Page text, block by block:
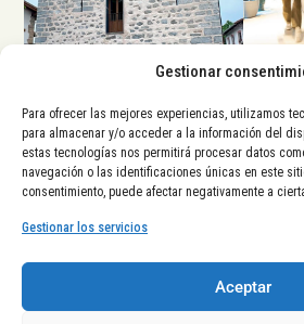
Gestionar
Para ofrecer las mejores experiencias, utilizamos
para almacenar y/o acceder a la información del
estas tecnologías nos permitirá procesar datos
navegación o las identificaciones únicas en este
consentimiento, puede afectar negativamente a
Gestionar los servicios
Aceptar
Torre Ortiz de Zárate
La Diputación Foral de Álava,
el Ayuntamiento de Vitoria-
Gasteiz y el Gobierno Vasco
tienen el placer de presentarte
posicionamiento turístico en el
Territorio Histórico de Álavay